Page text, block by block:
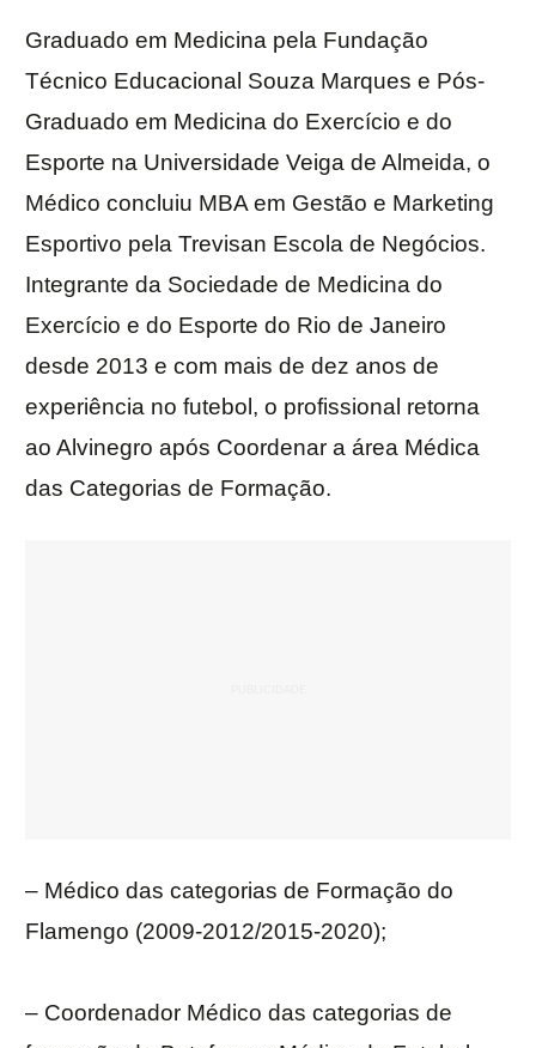
Graduado em Medicina pela Fundação
Técnico Educacional Souza Marques e Pós-
Graduado em Medicina do Exercício e do
Esporte na Universidade Veiga de Almeida, o
Médico concluiu MBA em Gestão e Marketing
Esportivo pela Trevisan Escola de Negócios.
Integrante da Sociedade de Medicina do
Exercício e do Esporte do Rio de Janeiro
desde 2013 e com mais de dez anos de
experiência no futebol, o profissional retorna
ao Alvinegro após Coordenar a área Médica
das Categorias de Formação.
– Médico das categorias de Formação do
Flamengo (2009-2012/2015-2020);
– Coordenador Médico das categorias de